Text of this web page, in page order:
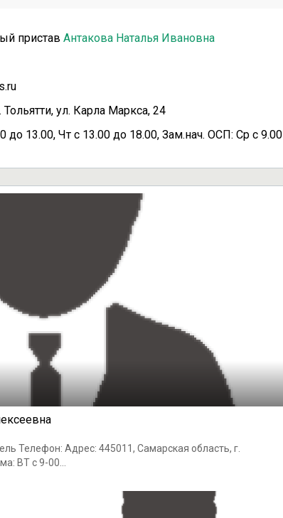
пристав Антакова Наталья Ивановна
ул. Карла Маркса, 24
до 13.00, Чт с 13.00 до 18.00, Зам.нач. ОСП: Ср с 9.00
Телефон: Адрес: 445011, Самарская область, г.
ВТ с 9-00...